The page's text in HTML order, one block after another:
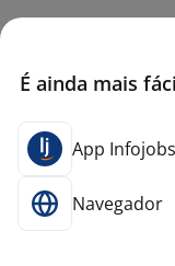
É ainda mais
App Infojobs
Navegador